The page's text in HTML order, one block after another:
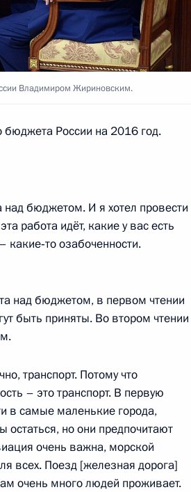
Владимиром Жириновским.
России на 2016 год.
бюджетом. И я хотел провести
работа идёт, какие у вас есть
озабоченности.
над бюджетом, в первом чтении
быть приняты. Во втором чтении
транспорт. Потому что
– это транспорт. В первую
в самые маленькие города,
но они предпочитают
очень важна, морской
всех. Поезд [железная дорога]
очень много людей проживает.